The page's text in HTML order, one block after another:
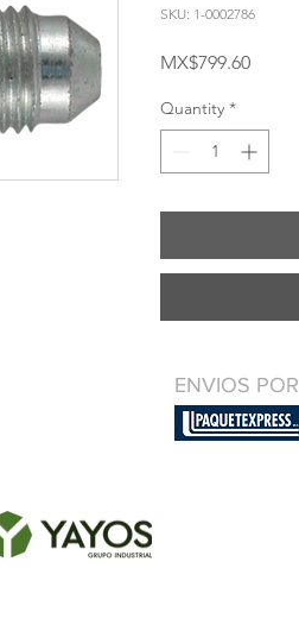
SKU: 1-0002786
MX$799.60Price
Quantity *
ENVIOS